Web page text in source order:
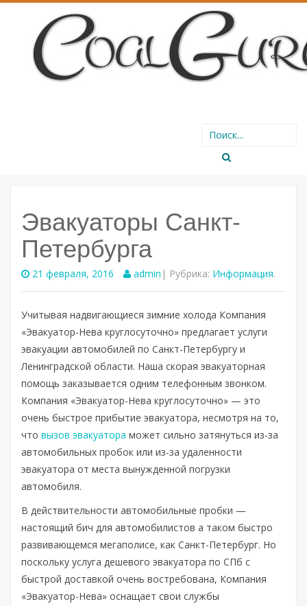
Search
for:
Эвакуаторы Санкт-
Петербурга
21 февраля, 2016 admin | Рубрика: Информация.
Учитывая надвигающиеся зимние холода Компания
«Эвакуатор-Нева круглосуточно» предлагает услуги
эвакуации автомобилей по Санкт-Петербургу и
Ленинградской области. Наша скорая эвакуаторная
помощь заказывается одним телефонным звонком.
Компания «Эвакуатор-Нева круглосуточно» — это
очень быстрое прибытие эвакуатора, несмотря на то,
что вызов эвакуатора может сильно затянуться из-за
автомобильных пробок или из-за удаленности
эвакуатора от места вынужденной погрузки
автомобиля.
В действительности автомобильные пробки —
настоящий бич для автомобилистов а таком быстро
развивающемся мегаполисе, как Санкт-Петербург. Но
поскольку услуга дешевого эвакуатора по СПб с
быстрой доставкой очень востребована, Компания
«Эвакуатор-Нева» оснащает свои службы